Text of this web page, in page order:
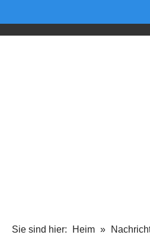
Sie sind hier: Heim »